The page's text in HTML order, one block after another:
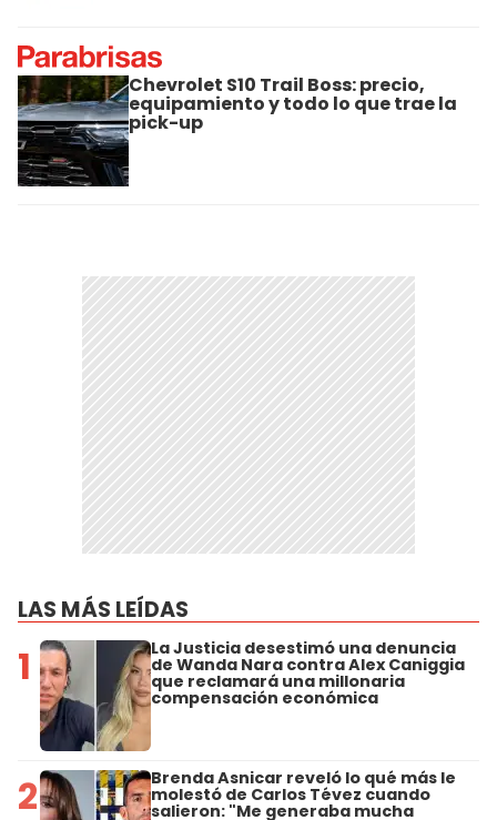
Chevrolet S10 Trail Boss: precio,
equipamiento y todo lo que trae la
pick-up
LAS MÁS LEÍDAS
1 La Justicia desestimó una denuncia
de Wanda Nara contra Alex Caniggia
que reclamará una millonaria
compensación económica
2 Brenda Asnicar reveló lo qué más le
molestó de Carlos Tévez cuando
salieron: "Me generaba mucha